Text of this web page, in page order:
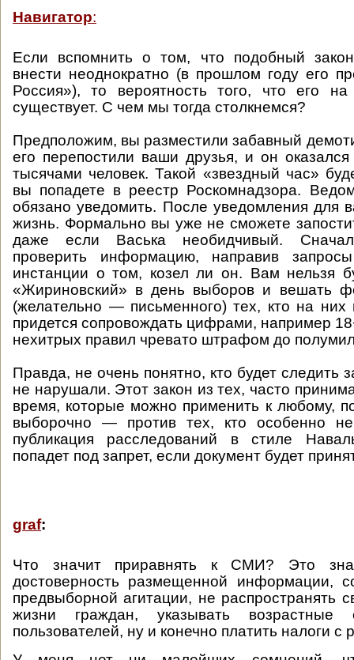
Навигатор:
Если вспомнить о том, что подобный
внести неоднократно (в прошлом году его
Россия»), то вероятность того, что его
существует. С чем мы тогда столкнемся?
Предположим, вы разместили забавный
его перепостили ваши друзья, и он
тысячами человек. Такой «звездный час»
вы попадете в реестр Роскомнадзора.
обязано уведомить. После уведомления для
жизнь. Формально вы уже не сможете
даже если Васька необидчивый.
проверить информацию, направив
инстанции о том, козел ли он. Вам нельзя
«Жириновский» в день выборов и вешать
(желательно — письменного) тех, кто на
придется сопровождать цифрами, например
нехитрых правил чревато штрафом до
Правда, не очень понятно, кто будет следить
не нарушали. Этот закон из тех, часто
время, которые можно применить к любому,
выборочно — против тех, кто особенно
публикация расследований в стиле
попадет под запрет, если документ будет
graf:
Что значит приравнять к СМИ? Это
достоверность размещенной информации,
предвыборной агитации, не распространять
жизни граждан, указывать возрастные
пользователей, ну и конечно платить налоги с